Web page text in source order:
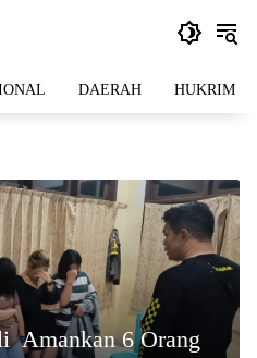
DAERAH HUKRIM
Amankan 6 Orang